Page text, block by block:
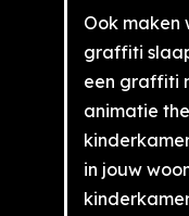
Ook maken
graffiti
een graffiti
animatie
in jouw